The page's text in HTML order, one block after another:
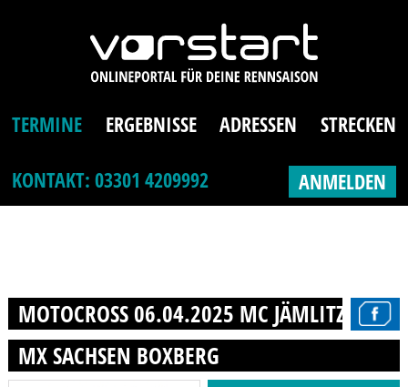
TERMINE ERGEBNISSE ADRESSEN
STRECKEN
KONTAKT: 03301 4209992
ANMELDEN
MOTOCROSS 06.04.2025 MC JÄMLITZ E. V.
MX SACHSEN BOXBERG